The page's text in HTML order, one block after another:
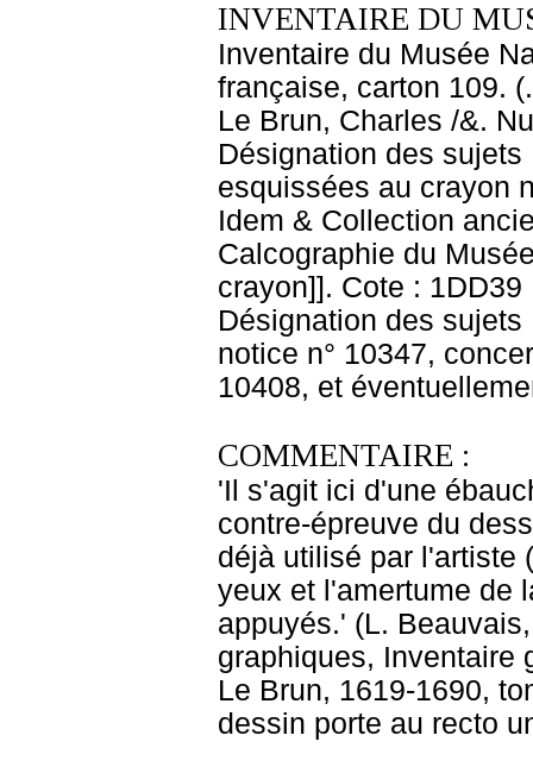
INVENTAIRE DU
Inventaire du Musée
française, carton 109.
Le Brun, Charles /&.
Désignation des
esquissées au crayon
Idem & Collection
Calcographie du
crayon]]. Cote :
Désignation des
notice n° 10347,
10408, et
COMMENTAIRE :
'Il s'agit ici d'une
contre-épreuve du
déjà utilisé par l'artiste
yeux et l'amertume de
appuyés.' (L.
graphiques, Inventaire
Le Brun, 1619-1690,
dessin porte au recto